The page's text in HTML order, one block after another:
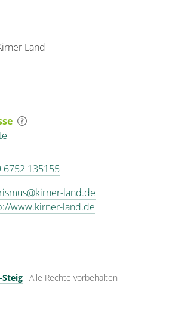
Land
6752 135155
land.de
www.kirner-land.de
· Alle Rechte vorbehalten